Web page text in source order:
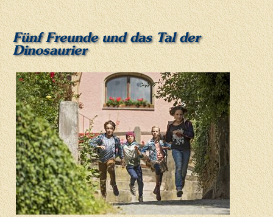
Fünf Freunde und das Tal der
Dinosaurier